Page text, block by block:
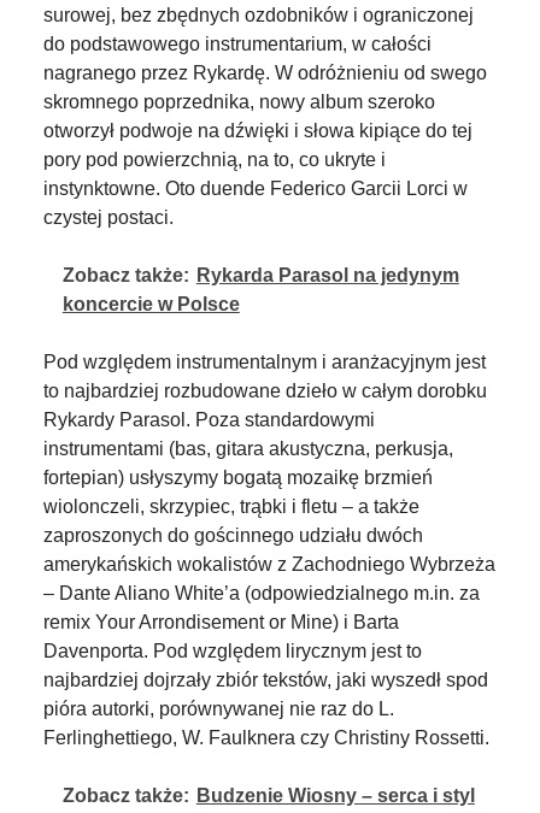
surowej, bez zbędnych ozdobników i ograniczonej
do podstawowego instrumentarium, w całości
nagranego przez Rykardę. W odróżnieniu od swego
skromnego poprzednika, nowy album szeroko
otworzył podwoje na dźwięki i słowa kipiące do tej
pory pod powierzchnią, na to, co ukryte i
instynktowne. Oto duende Federico Garcii Lorci w
czystej postaci.
Zobacz także: Rykarda Parasol na jedynym
koncercie w Polsce
Pod względem instrumentalnym i aranżacyjnym jest
to najbardziej rozbudowane dzieło w całym dorobku
Rykardy Parasol. Poza standardowymi
instrumentami (bas, gitara akustyczna, perkusja,
fortepian) usłyszymy bogatą mozaikę brzmień
wiolonczeli, skrzypiec, trąbki i fletu – a także
zaproszonych do gościnnego udziału dwóch
amerykańskich wokalistów z Zachodniego Wybrzeża
– Dante Aliano White’a (odpowiedzialnego m.in. za
remix Your Arrondisement or Mine) i Barta
Davenporta. Pod względem lirycznym jest to
najbardziej dojrzały zbiór tekstów, jaki wyszedł spod
pióra autorki, porównywanej nie raz do L.
Ferlinghettiego, W. Faulknera czy Christiny Rossetti.
Zobacz także: Budzenie Wiosny – serca i styl